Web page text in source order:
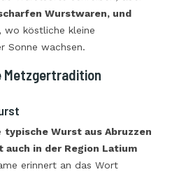
Wurstwaren, und
, wo köstliche kleine
Sonne wachsen.
Metzgertradition
typische Wurst aus Abruzzen
auch in der Region Latium
erinnert an das Wort